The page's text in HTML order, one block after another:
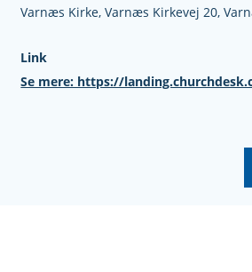
Varnæs Kirke,Varnæs Kirkevej 20,
Link
Se mere: https://